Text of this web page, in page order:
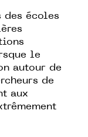
des écoles
le
autour de
de
aux